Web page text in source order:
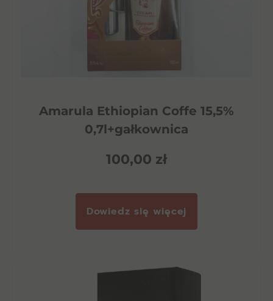
Amarula Ethiopian Coffe 15,5%
0,7l+gałkownica
100,00 zł
Dowiedz się więcej